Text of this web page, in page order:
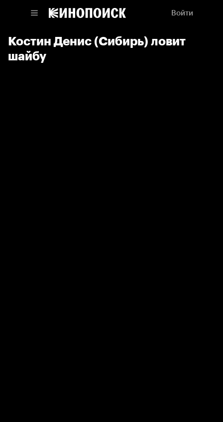
Войти
Костин Денис (Сибирь) ловит
шайбу